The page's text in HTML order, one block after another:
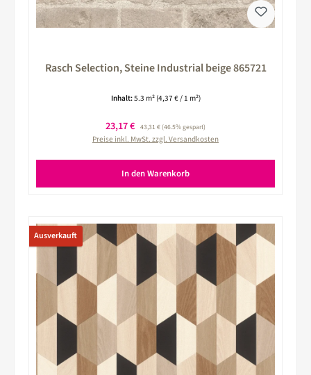
Rasch Selection, Steine Industrial beige 865721
Inhalt:5.3 m² (4,37 € / 1 m²)
Verkaufspreis:
23,17 € Regulärer Preis:
43,31 €(46.5% gespart)
Preise inkl. MwSt. zzgl. Versandkosten
In den Warenkorb
Ausverkauft